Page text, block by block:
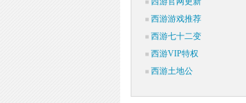
西游游戏推荐
西游七十二变
西游VIP特权
西游土地公